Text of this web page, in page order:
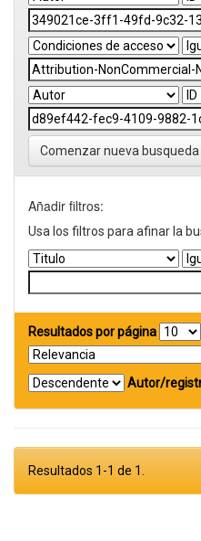
Comenzar nueva busqueda
Añadir filtros:
Usa los filtros para afinar la
Resultados por página
Autor/
Resultados 1-1 de 1.